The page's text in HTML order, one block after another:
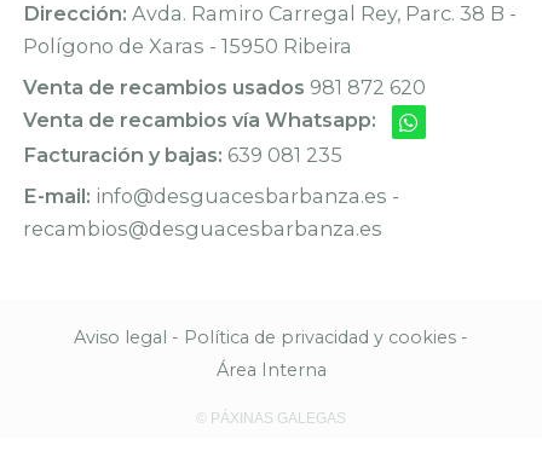
Dirección: Avda. Ramiro Carregal Rey, Parc. 38 B -
Polígono de Xaras - 15950 Ribeira
Venta de recambios usados 981 872 620
Venta de recambios vía Whatsapp:
Facturación y bajas: 639 081 235
E-mail: info@desguacesbarbanza.es -
recambios@desguacesbarbanza.es
Aviso legal - Política de privacidad y cookies -
Área Interna
© PÁXINAS GALEGAS